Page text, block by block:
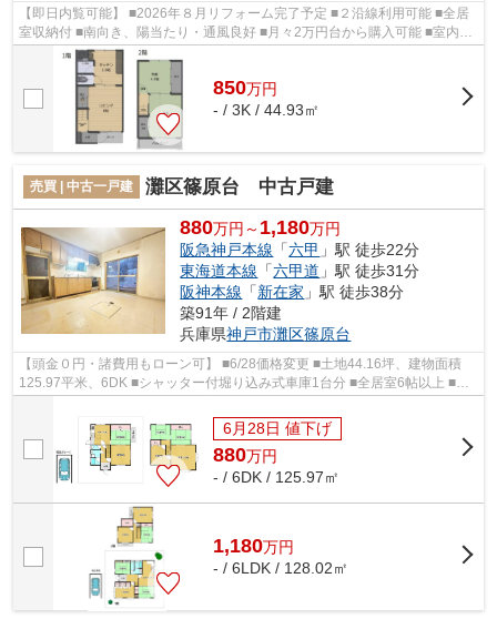
【即日内覧可能】 ■2026年８月リフォーム完了予定 ■２沿線利用可能 ■全居
室収納付 ■南向き、陽当たり・通風良好 ■月々2万円台から購入可能 ■室内洗
濯機置き場設置 ■小松小学校徒歩11...
850万円
- / 3K / 44.93㎡
売買 | 中古一戸建 灘区篠原台 中古戸建
880万円～ 1,180万円
阪急神戸本線 「六甲 」駅 徒歩22分
東海道本線 「六甲道 」駅 徒歩31分
阪神本線 「新在家 」駅 徒歩38分
築91年 / 2階建
兵庫県神戸市灘区篠原台
【頭金０円・諸費用もローン可】 ■6/28価格変更 ■土地44.16坪、建物面積
125.97平米、6DK ■シャッター付堀り込み式車庫1台分 ■全居室6帖以上 ■南
6月28日 値下げ
880万円
- / 6DK / 125.97㎡
1,180万円
- / 6LDK / 128.02㎡